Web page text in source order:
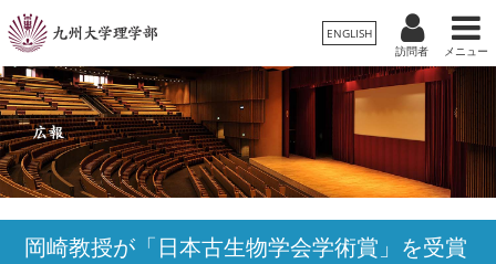
ENGLISH
訪問者
メニュー
受験生 卒業生/一般 在学生
保護者 教職員
理学部案内
学科・専攻
岡崎教授が「⽇本古⽣物学会学術賞」を受賞